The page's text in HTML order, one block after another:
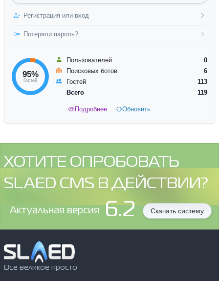
Регистрация или вход
Потеряли пароль?
95%
Гостей
Пользователей
0
Поисковых ботов
6
Гостей
113
Всего
119
Подробнее Обновить
ХОТИТЕ ОПРОБОВАТЬ
SLAED CMS В ДЕЙСТВИИ?
Aктуальная версия 6.2 Скачать систему
Все великое просто